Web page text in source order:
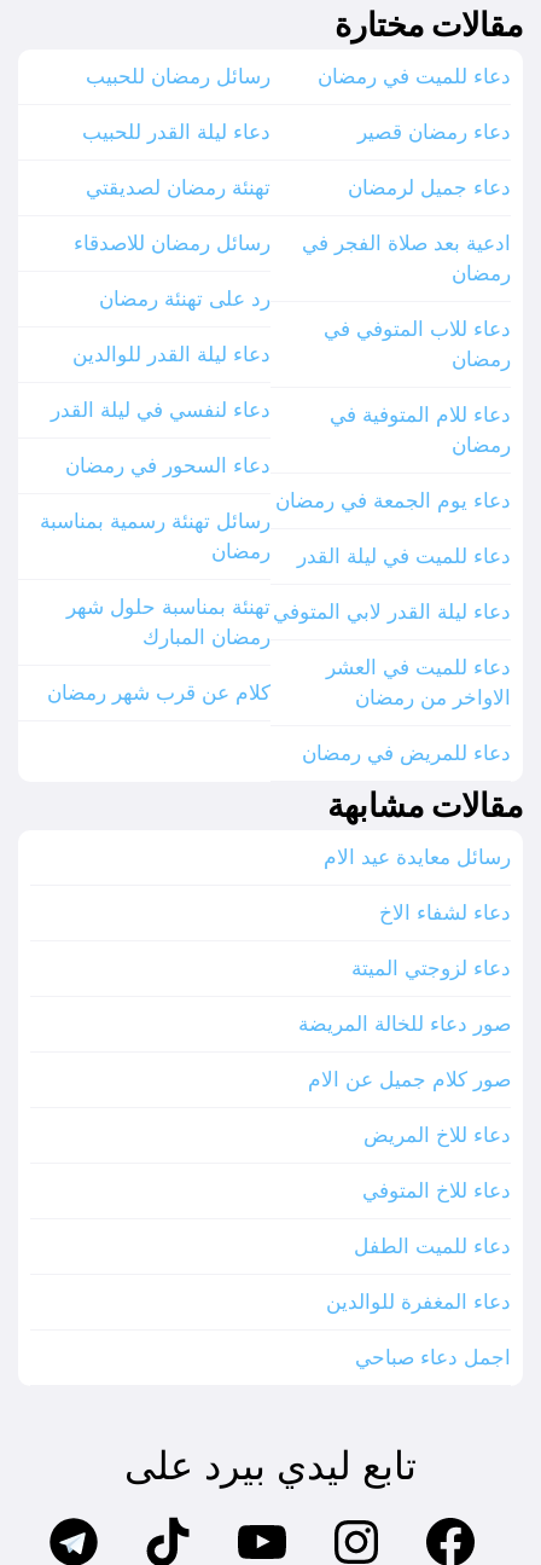
مقالات مختارة
دعاء للميت في رمضان
دعاء رمضان قصير
دعاء جميل لرمضان
ادعية بعد صلاة الفجر في
رمضان
دعاء للاب المتوفي في
رمضان
دعاء للام المتوفية في
رمضان
دعاء يوم الجمعة في رمضان
دعاء للميت في ليلة القدر
دعاء ليلة القدر لابي المتوفي
دعاء للميت في العشر
الاواخر من رمضان
دعاء للمريض في رمضان
رسائل رمضان للحبيب
دعاء ليلة القدر للحبيب
تهنئة رمضان لصديقتي
رسائل رمضان للاصدقاء
رد على تهنئة رمضان
دعاء ليلة القدر للوالدين
دعاء لنفسي في ليلة القدر
دعاء السحور في رمضان
رسائل تهنئة رسمية بمناسبة
رمضان
تهنئة بمناسبة حلول شهر
رمضان المبارك
كلام عن قرب شهر رمضان
مقالات مشابهة
رسائل معايدة عيد الام
دعاء لشفاء الاخ
دعاء لزوجتي الميتة
صور دعاء للخالة المريضة
صور كلام جميل عن الام
دعاء للاخ المريض
دعاء للاخ المتوفي
دعاء للميت الطفل
دعاء المغفرة للوالدين
اجمل دعاء صباحي
تابع ليدي بيرد على